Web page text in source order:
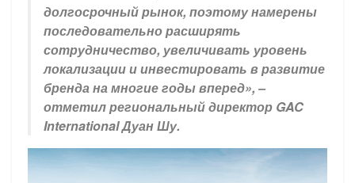
долгосрочный рынок, поэтому намерены
последовательно расширять
сотрудничество, увеличивать уровень
локализации и инвестировать в развитие
бренда на многие годы вперед», –
отметил региональный директор GAC
International Дуан Шу.